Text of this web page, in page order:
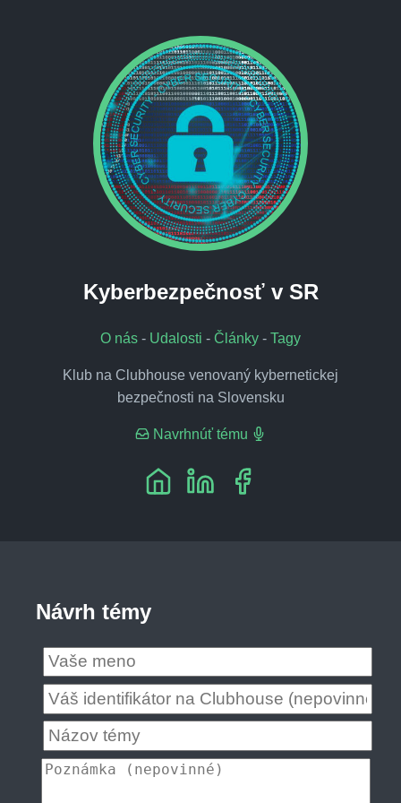
Kyberbezpečnosť v SR
O nás - Udalosti - Články - Tagy
Klub na Clubhouse venovaný kybernetickej
bezpečnosti na Slovensku
Navrhnúť tému
Návrh témy